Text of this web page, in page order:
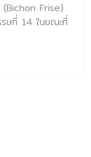
Frise)
รษที่ 14 ในขณะที่
นิดขึ้นมาจากสุนัข
ส่วนวิธีที่มันเดิน
ระยะเวลานั้น บิ
กษัตริย์ ราชวงศ์